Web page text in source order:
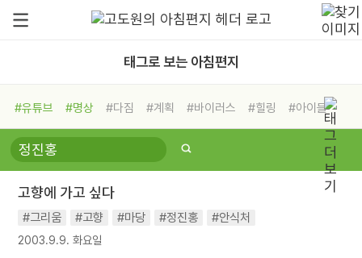
태그로 보는 아침편지
#유튜브 #명상 #다짐 #계획 #바이러스 #힐링
#아이들
#비전캠프
#독서캠프 #삶
#희망
#나눔 #친구 #링컨학교
#독서
#건강 #면역력
고향에 가고 싶다
#그리움 #고향 #마당 #정진홍 #안식처
2003.9.9. 화요일